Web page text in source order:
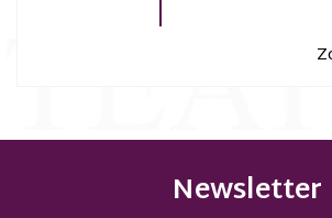
Newsletter